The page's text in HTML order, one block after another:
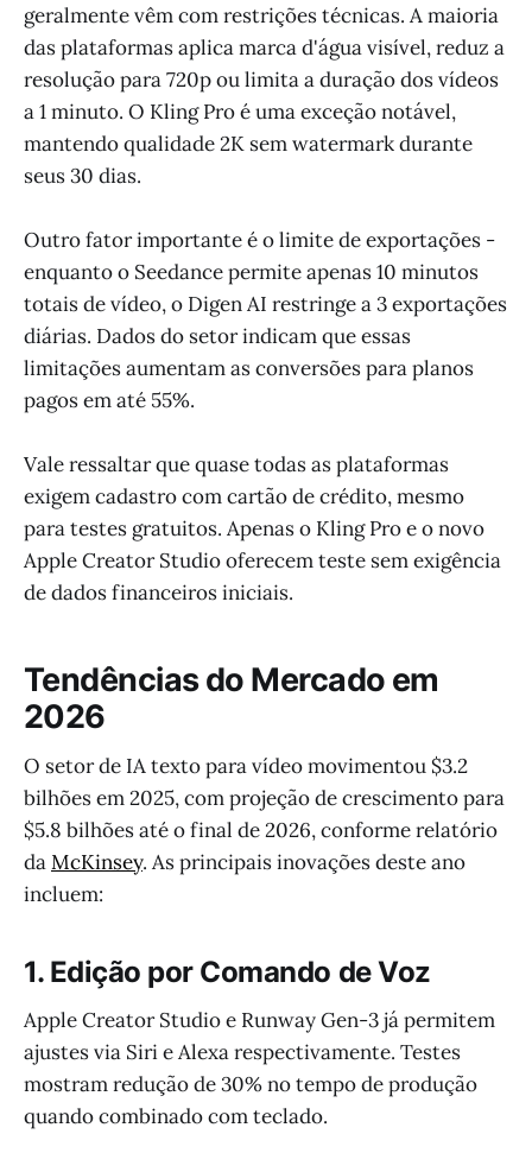
geralmente vêm com restrições técnicas. A maioria
das plataformas aplica marca d'água visível, reduz a
resolução para 720p ou limita a duração dos vídeos
a 1 minuto. O Kling Pro é uma exceção notável,
mantendo qualidade 2K sem watermark durante
seus 30 dias.
Outro fator importante é o limite de exportações -
enquanto o Seedance permite apenas 10 minutos
totais de vídeo, o Digen AI restringe a 3 exportações
diárias. Dados do setor indicam que essas
limitações aumentam as conversões para planos
pagos em até 55%.
Vale ressaltar que quase todas as plataformas
exigem cadastro com cartão de crédito, mesmo
para testes gratuitos. Apenas o Kling Pro e o novo
Apple Creator Studio oferecem teste sem exigência
de dados financeiros iniciais.
Tendências do Mercado em
2026
O setor de IA texto para vídeo movimentou $3.2
bilhões em 2025, com projeção de crescimento para
$5.8 bilhões até o final de 2026, conforme relatório
daMcKinsey. As principais inovações deste ano
incluem:
1. Edição por Comando de Voz
Apple Creator Studio e Runway Gen-3 já permitem
ajustes via Siri e Alexa respectivamente. Testes
mostram redução de 30% no tempo de produção
quando combinado com teclado.